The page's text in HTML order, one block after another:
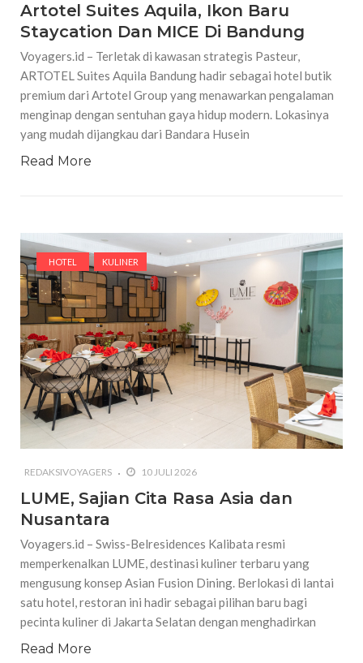
Artotel Suites Aquila, Ikon Baru
Staycation Dan MICE Di Bandung
Voyagers.id – Terletak di kawasan strategis Pasteur,
ARTOTEL Suites Aquila Bandung hadir sebagai hotel butik
premium dari Artotel Group yang menawarkan pengalaman
menginap dengan sentuhan gaya hidup modern. Lokasinya
yang mudah dijangkau dari Bandara Husein
Read More
HOTEL KULINER
REDAKSIVOYAGERS 10 JULI 2026
LUME, Sajian Cita Rasa Asia dan
Nusantara
Voyagers.id – Swiss-Belresidences Kalibata resmi
memperkenalkan LUME, destinasi kuliner terbaru yang
mengusung konsep Asian Fusion Dining. Berlokasi di lantai
satu hotel, restoran ini hadir sebagai pilihan baru bagi
pecinta kuliner di Jakarta Selatan dengan menghadirkan
Read More